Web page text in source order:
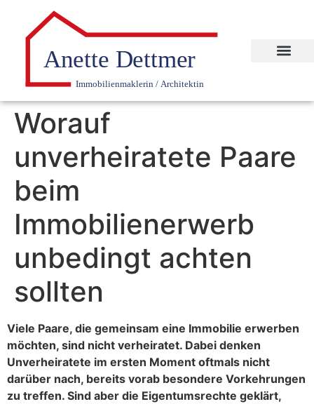
Worauf
unverheiratete Paare
beim
Immobilienerwerb
unbedingt achten
sollten
Viele Paare, die gemeinsam eine Immobilie erwerben
möchten, sind nicht verheiratet. Dabei denken
Unverheiratete im ersten Moment oftmals nicht
darüber nach, bereits vorab besondere Vorkehrungen
zu treffen. Sind aber die Eigentumsrechte geklärt,